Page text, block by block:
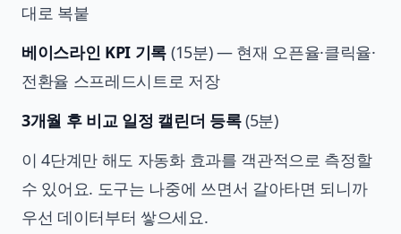
대로 복붙
베이스라인 KPI 기록 (15분) — 현재 오픈율·클릭율·
전환율 스프레드시트로 저장
3개월 후 비교 일정 캘린더 등록(5분)
이 4단계만 해도 자동화 효과를 객관적으로 측정할
수 있어요. 도구는 나중에 쓰면서 갈아타면 되니까
우선 데이터부터 쌓으세요.